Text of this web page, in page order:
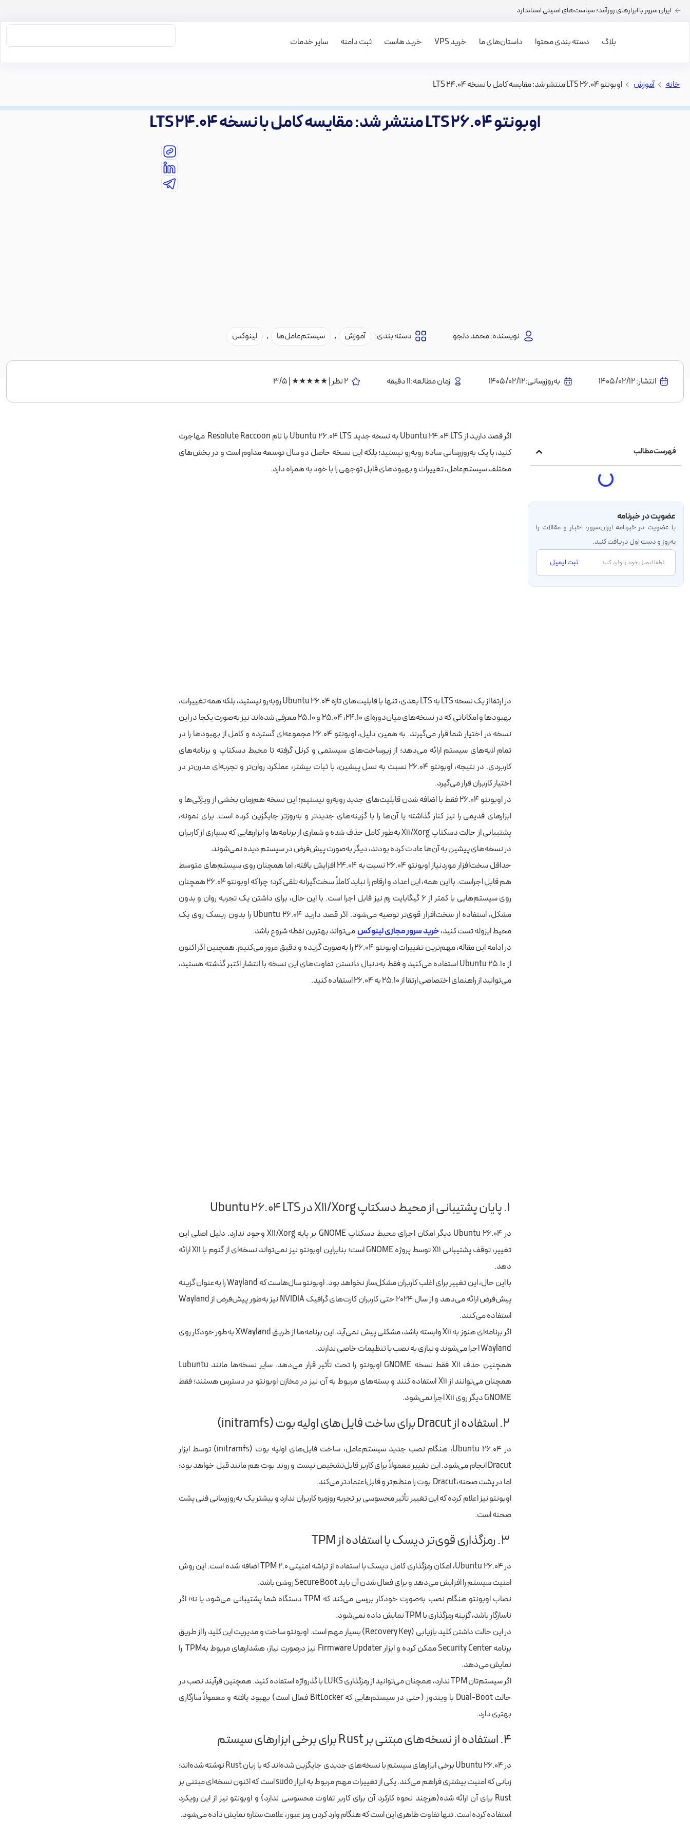
ایران سرور با ابزارهای روزآمد؛ سیاست‌های امنیتی استاندارد
بلاگ دسته بندی محتوا داستان‌های ما خرید VPS خرید هاست ثبت دامنه سایر خدمات
خانه > آموزش > اوبونتو ۲۶.۰۴ LTS منتشر شد: مقایسه‌ کامل با نسخه ۲۴.۰۴ LTS
اوبونتو ۲۶.۰۴ LTS منتشر شد: مقایسه‌ کامل با نسخه ۲۴.۰۴ LTS
نویسنده:محمد دلجو دسته بندی: آموزش , سیستم‌عامل‌ها , لینوکس
انتشار:1405/02/12 به‌روز‌رسانی:۱۴۰۵/۰۲/۱۲ زمان مطالعه:11 دقیقه 2 نظر | ★★★★★ | 3/5
فهرست مطالب
عضویت در خبرنامه
با عضویت در خبرنامه‌ ایران‌سرور، اخبار و مقالات را
به‌روز و دست اول دریافت کنید.
ثبت ایمیل
اگر قصد دارید از Ubuntu 24.04 LTS به نسخه جدید Ubuntu 26.04 LTS با نام Resolute Raccoon مهاجرت
کنید، با یک به‌روزرسانی ساده روبه‌رو نیستید؛ بلکه این نسخه حاصل دو سال توسعه مداوم است و در بخش‌های
مختلف سیستم‌عامل، تغییرات و بهبودهای قابل توجهی را با خود به همراه دارد.
در ارتقا از یک نسخه LTS به LTS بعدی، تنها با قابلیت‌های تازه Ubuntu 26.04 روبه‌رو نیستید، بلکه همه تغییرات،
بهبودها و امکاناتی که در نسخه‌های میان‌دوره‌ای ۲۴.۱۰، ۲۵.۰۴ و ۲۵.۱۰ معرفی شده‌اند نیز به‌صورت یکجا در این
نسخه در اختیار شما قرار می‌گیرند. به همین دلیل، اوبونتو ۲۶.۰۴ مجموعه‌ای گسترده و کامل از بهبودها را در
تمام لایه‌های سیستم ارائه می‌دهد؛ از زیرساخت‌های سیستمی و کرنل گرفته تا محیط دسکتاپ و برنامه‌های
کاربردی. در نتیجه، اوبونتو ۲۶.۰۴ نسبت به نسل پیشین، با ثبات بیشتر، عملکرد روان‌تر و تجربه‌ای مدرن‌تر در
اختیار کاربران قرار می‌گیرد.
در اوبونتو ۲۶.۰۴ فقط با اضافه شدن قابلیت‌های جدید روبه‌رو نیستیم؛ این نسخه هم‌زمان بخشی از ویژگی‌ها و
ابزارهای قدیمی را نیز کنار گذاشته یا آن‌ها را با گزینه‌های جدیدتر و به‌روزتر جایگزین کرده است. برای نمونه،
پشتیبانی از حالت دسکتاپ X11/Xorg به‌طور کامل حذف شده و شماری از برنامه‌ها و ابزارهایی که بسیاری از کاربران
در نسخه‌های پیشین به آن‌ها عادت کرده بودند، دیگر به‌صورت پیش‌فرض در سیستم دیده نمی‌شوند.
حداقل سخت‌افزار موردنیاز اوبونتو ۲۶.۰۴ نسبت به ۲۴.۰۴ افزایش یافته، اما همچنان روی سیستم‌های متوسط
هم قابل اجراست. با این همه، این اعداد و ارقام را نباید کاملاً سخت‌گیرانه تلقی کرد؛ چرا که اوبونتو ۲۶.۰۴ همچنان
روی سیستم‌هایی با کمتر از ۶ گیگابایت رم نیز قابل اجرا است. با این حال، برای داشتن یک تجربه روان و بدون
مشکل، استفاده از سخت‌افزار قوی‌تر توصیه می‌شود. اگر قصد دارید Ubuntu 26.04 را بدون ریسک روی یک
محیط ایزوله تست کنید،خرید سرور مجازی لینوکسمی‌تواند بهترین نقطه شروع باشد.
در ادامه این مقاله، مهم‌ترین تغییرات اوبونتو ۲۶.۰۴ را به‌صورت گزیده و دقیق مرور می‌کنیم. همچنین اگر اکنون
از Ubuntu 25.10 استفاده می‌کنید و فقط به‌دنبال دانستن تفاوت‌های این نسخه با انتشار اکتبر گذشته هستید،
می‌توانید از راهنمای اختصاصی ارتقا از ۲۵.۱۰ به ۲۶.۰۴ استفاده کنید.
۱. پایان پشتیبانی از محیط دسکتاپ X11/Xorg در Ubuntu 26.04 LTS
در Ubuntu 26.04 دیگر امکان اجرای محیط دسکتاپ GNOME بر پایه X11/Xorg وجود ندارد. دلیل اصلی این
تغییر، توقف پشتیبانی X11 توسط پروژه GNOME است؛ بنابراین اوبونتو نیز نمی‌تواند نسخه‌ای از گنوم با X11 ارائه
دهد.
با این حال، این تغییر برای اغلب کاربران مشکل‌ساز نخواهد بود. اوبونتو سال‌هاست که Wayland را به‌عنوان گزینه
پیش‌فرض ارائه می‌دهد و از سال ۲۰۲۴ حتی کاربران کارت‌های گرافیک NVIDIA نیز به‌طور پیش‌فرض از Wayland
استفاده می‌کنند.
اگر برنامه‌ای هنوز به X11 وابسته باشد، مشکلی پیش نمی‌آید. این برنامه‌ها از طریق XWayland به‌طور خودکار روی
Wayland اجرا می‌شوند و نیازی به نصب یا تنظیمات خاصی ندارند.
همچنین حذف X11 فقط نسخه GNOME اوبونتو را تحت تأثیر قرار می‌دهد. سایر نسخه‌ها مانند Lubuntu
همچنان می‌توانند از X11 استفاده کنند و بسته‌های مربوط به آن نیز در مخازن اوبونتو در دسترس هستند؛ فقط
GNOME دیگر روی X11 اجرا نمی‌شود.
در Ubuntu 26.04، هنگام نصب جدید سیستم‌عامل، ساخت فایل‌های اولیه بوت (initramfs) توسط ابزار
Dracut انجام می‌شود. این تغییر معمولاً برای کاربر قابل‌تشخیص نیست و روند بوت هم مانند قبل خواهد بود؛
اما در پشت صحنه،Dracut بوت را منظم‌تر و قابل‌اعتمادتر می‌کند.
اوبونتو نیز اعلام کرده که این تغییر تأثیر محسوسی بر تجربه روزمره کاربران ندارد و بیشتر یک به‌روزرسانی فنی پشت
صحنه است.
در Ubuntu 26.04، امکان رمزگذاری کامل دیسک با استفاده از تراشه امنیتی TPM 2.0 اضافه شده است. این روش
امنیت سیستم را افزایش می‌دهد و برای فعال شدن آن باید Secure Boot روشن باشد.
نصاب اوبونتو هنگام نصب به‌صورت خودکار بررسی می‌کند که TPM دستگاه شما پشتیبانی می‌شود یا نه؛ اگر
ناسازگار باشد، گزینه رمزگذاری با TPM نمایش داده نمی‌شود.
در این حالت داشتن کلید بازیابی (Recovery Key) بسیار مهم است. اوبونتو ساخت و مدیریت این کلید را از طریق
برنامه Security Center ممکن کرده و ابزار Firmware Updater نیز درصورت نیاز، هشدارهای مربوط بهTPM را
نمایش می‌دهد.
اگر سیستم‌تان TPM ندارد، همچنان می‌توانید از رمزگذاری LUKS با گذرواژه استفاده کنید. همچنین فرآیند نصب در
حالت Dual-Boot با ویندوز (حتی در سیستم‌هایی که BitLocker فعال است) بهبود یافته و معمولاً سازگاری
بهتری دارد.
۴. استفاده از نسخه‌های مبتنی بر Rust برای برخی ابزارهای سیستم
در Ubuntu 26.04 برخی ابزارهای سیستم با نسخه‌های جدیدی جایگزین شده‌اند که با زبان Rust نوشته شده‌اند؛
زبانی که امنیت بیشتری فراهم می‌کند. یکی از تغییرات مهم مربوط به ابزار sudo است که اکنون نسخه‌ای مبتنی بر
Rust برای آن ارائه شده(هرچند نحوه کارکرد آن برای کاربر تفاوت محسوسی ندارد) و اوبونتو نیز از این رویکرد
استفاده کرده است. تنها تفاوت ظاهری این است که هنگام وارد کردن رمز عبور، علامت ستاره نمایش داده می‌شود.